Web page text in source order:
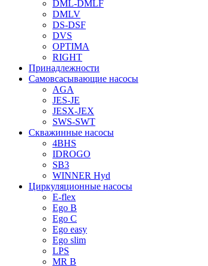
DML-DMLF
DMLV
DS-DSF
DVS
OPTIMA
RIGHT
Принадлежности
Самовсасывающие насосы
AGA
JES-JE
JESX-JEX
SWS-SWT
Скважинные насосы
4BHS
IDROGO
SB3
WINNER Hyd
Циркуляционные насосы
E-flex
Ego B
Ego C
Ego easy
Ego slim
LPS
MR B